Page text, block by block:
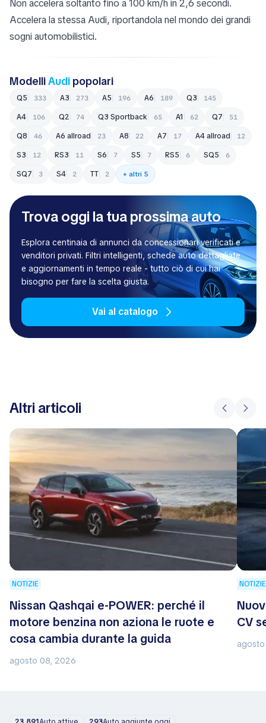
Non accelera soltanto fino a 100 km/h in 2,6 secondi.
Accelera la stessa Audi, riportandola nel mondo dei grandi
sogni automobilistici.
ModelliAudi popolari
Q5 333 A3 273 A5 196 A6 189 Q3 145
A4 106 Q2 74 Q3 Sportback 65 A1 62 Q7 51
Q8 46 A6 allroad 23 A8 22 A7 17 A4 allroad 12
S3 12 RS3 11 S6 7 S5 7 RS5 6 SQ5 6
SQ7 3 S4 2 TT 2 + altri 5
Trova oggi la tua prossima auto
Esplora centinaia di annunci da concessionari verificati e
venditori privati. Filtri intelligenti, schede auto dettagliate
e aggiornamenti in tempo reale - tutto ciò di cui hai
bisogno per fare la scelta giusta.
Vai al catalogo
Altri articoli
NOTIZIE
Nissan Qashqai e-POWER: perché il
motore benzina non aziona le ruote e
cosa cambia durante la guida
agosto 08, 2026
NOTIZIE
CV